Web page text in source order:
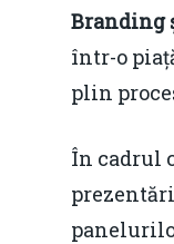
Branding
într-o
plin
În cadrul